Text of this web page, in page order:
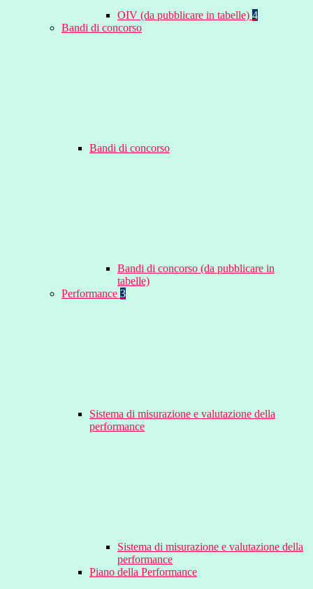
OIV (da pubblicare in tabelle) 4
Bandi di concorso
Bandi di concorso
Bandi di concorso (da pubblicare in
tabelle)
Performance 3
Sistema di misurazione e valutazione della
performance
Sistema di misurazione e valutazione della
performance
Piano della Performance